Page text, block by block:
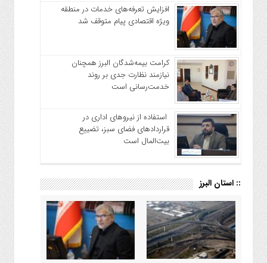
افزایش تعرفه‌های خدمات در منطقه
ویژه اقتصادی پیام متوقف شد
کرامت بیمه‌شدگان البرز همچنان
نیازمند نظارت جدی بر روند
خدمت‌رسانی است
استفاده از نیروهای اداری در
قراردادهای فضای سبز، تضییع
بیت‌المال است
:: استان البرز